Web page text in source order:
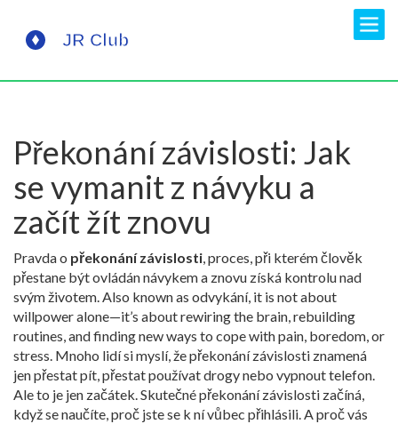
Překonání závislosti: Jak
se vymanit z návyku a
začít žít znovu
Pravda o překonání závislosti,proces, při kterém člověk
přestane být ovládán návykem a znovu získá kontrolu nad
svým životem. Also known as odvykání, it is not about
willpower alone—it’s about rewiring the brain, rebuilding
routines, and finding new ways to cope with pain, boredom, or
stress. Mnoho lidí si myslí, že překonání závislosti znamená
jen přestat pít, přestat používat drogy nebo vypnout telefon.
Ale to je jen začátek. Skutečné překonání závislosti začíná,
když se naučíte, proč jste se k ní vůbec přihlásili. A proč vás